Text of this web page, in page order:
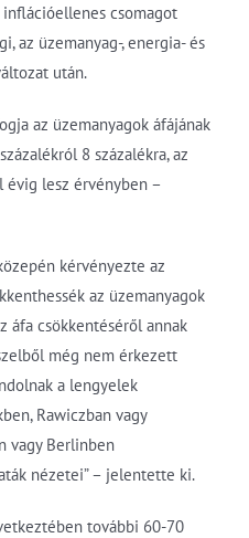
csomagot
az üzemanyag-, energia- és
után.
az üzemanyagok áfájának
8 százalékra, az
lesz érvényben –
kérvényezte az
az üzemanyagok
áfa csökkentéséről annak
még nem érkezett
a lengyelek
Rawiczban vagy
vagy Berlinben
nézetei” – jelentette ki.
további 60-70